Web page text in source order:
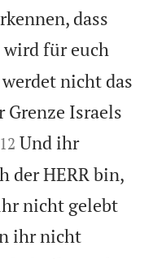
dass
wird für euch
nicht das
Grenze Israels


12 Und ihr
der HERR bin,
nicht gelebt
ihr nicht